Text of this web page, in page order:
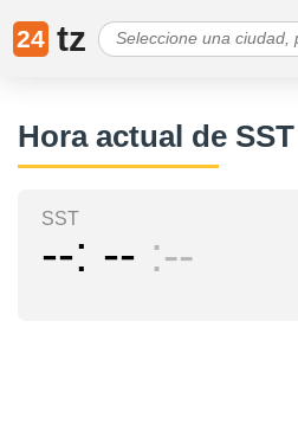
24 tz
Hora actual de SST
SST
-- -- --